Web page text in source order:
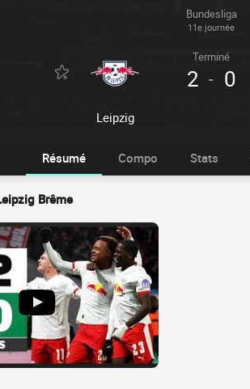
Bundesliga
11e journée
Leipzig
Terminé
2 - 0
Résumé Compo Stats
Brême